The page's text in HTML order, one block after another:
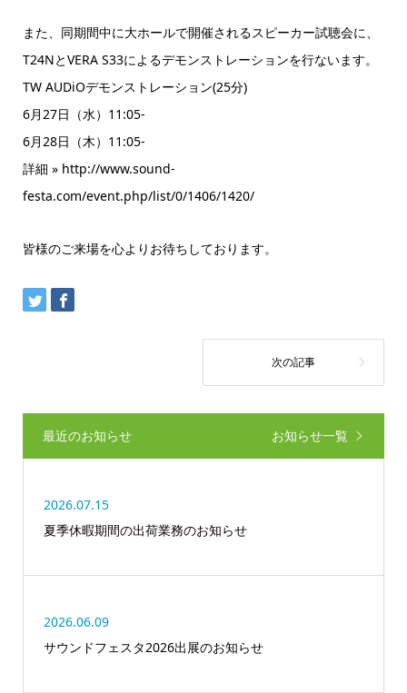
また、同期間中に大ホールで開催されるスピーカー試聴会に、
T24NとVERA S33によるデモンストレーションを行ないます。
TW AUDiOデモンストレーション(25分)
6月27日（水）11:05-
6月28日（木）11:05-
詳細 » http://www.sound-
festa.com/event.php/list/0/1406/1420/
皆様のご来場を心よりお待ちしております。
最近のお知らせ お知らせ一覧
2026.07.15
夏季休暇期間の出荷業務のお知らせ
2026.06.09
サウンドフェスタ2026出展のお知らせ